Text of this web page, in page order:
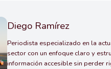
Diego Ramírez
Periodista especializado en la
sector con un enfoque claro y
información accesible sin perder